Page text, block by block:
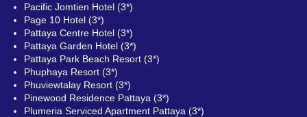
Pacific Jomtien Hotel (3*)
Page 10 Hotel (3*)
Pattaya Centre Hotel (3*)
Pattaya Garden Hotel (3*)
Pattaya Park Beach Resort (3*)
Phuphaya Resort (3*)
Phuviewtalay Resort (3*)
Pinewood Residence Pattaya (3*)
Plumeria Serviced Apartment Pattaya (3*)